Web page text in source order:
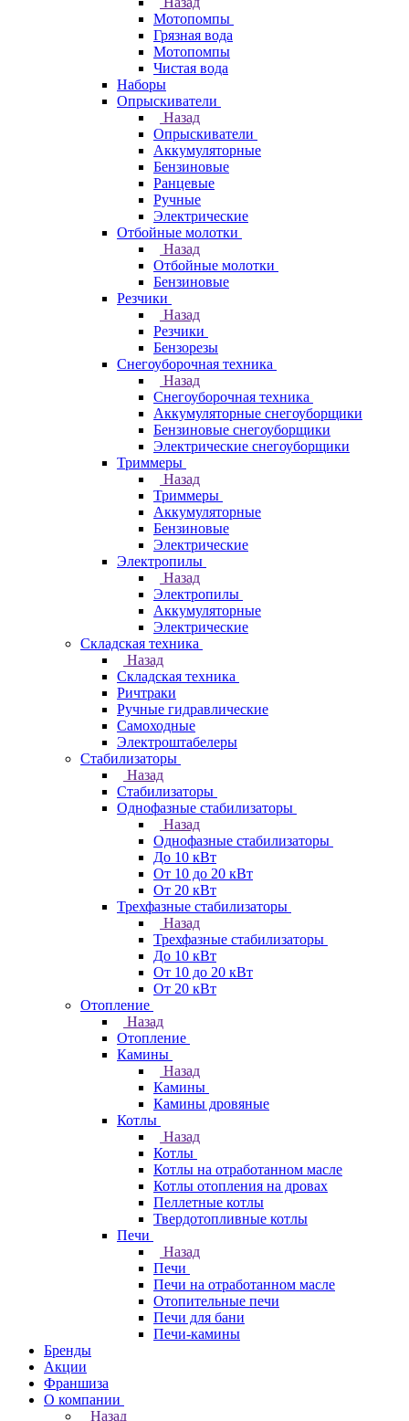
Мотопомпы
Грязная вода
Мотопомпы
Чистая вода
Наборы
Опрыскиватели
Назад
Опрыскиватели
Аккумуляторные
Бензиновые
Ранцевые
Ручные
Электрические
Отбойные молотки
Назад
Отбойные молотки
Бензиновые
Резчики
Назад
Резчики
Бензорезы
Снегоуборочная техника
Назад
Снегоуборочная техника
Аккумуляторные снегоуборщики
Бензиновые снегоуборщики
Электрические снегоуборщики
Триммеры
Назад
Триммеры
Аккумуляторные
Бензиновые
Электрические
Электропилы
Назад
Электропилы
Аккумуляторные
Электрические
Складская техника
Назад
Складская техника
Ричтраки
Ручные гидравлические
Самоходные
Электроштабелеры
Стабилизаторы
Назад
Стабилизаторы
Однофазные стабилизаторы
Назад
Однофазные стабилизаторы
До 10 кВт
От 10 до 20 кВт
От 20 кВт
Трехфазные стабилизаторы
Назад
Трехфазные стабилизаторы
До 10 кВт
От 10 до 20 кВт
От 20 кВт
Отопление
Назад
Отопление
Камины
Назад
Камины
Камины дровяные
Котлы
Назад
Котлы
Котлы на отработанном масле
Котлы отопления на дровах
Пеллетные котлы
Твердотопливные котлы
Печи
Назад
Печи
Печи на отработанном масле
Отопительные печи
Печи для бани
Печи-камины
Бренды
Акции
Франшиза
О компании
Назад